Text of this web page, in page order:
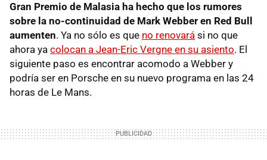
Gran Premio de Malasia ha hecho que los rumores
sobre la no-continuidad de Mark Webber en Red Bull
aumenten. Ya no sólo es que no renovará si no que
ahora ya colocan a Jean-Eric Vergne en su asiento. El
siguiente paso es encontrar acomodo a Webber y
podría ser en Porsche en su nuevo programa en las 24
horas de Le Mans.